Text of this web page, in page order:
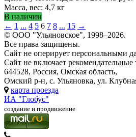
Масса, вес: 4,7 кг
В наличии
← 1 ... 4 5 6 7 8 ... 15 →
© ООО "Ульяновское", 1998–2026.
Все права защищены.
Сайт не оперирует персональными
Сайт не включает рекомендательные
644528, Россия, Омская область,
Омский р-н, с. Ульяновка, ул.
карта проезда
ИА "Глобус"
создание и продвижение